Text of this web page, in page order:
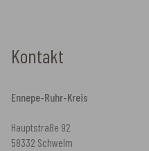
Kontakt
Ennepe-Ruhr-Kreis
Hauptstraße 92
58332 Schwelm